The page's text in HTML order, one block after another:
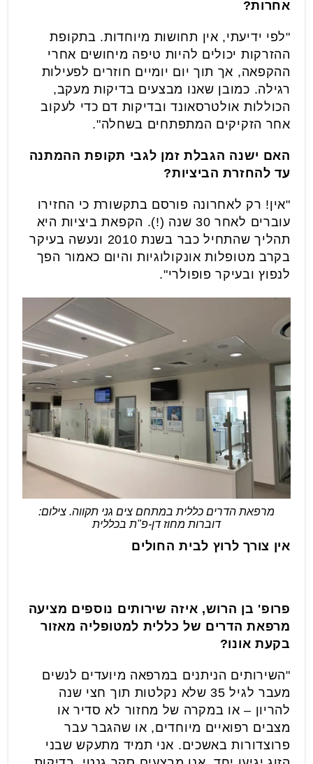
אחרות?
"לפי ידיעתי, אין תחושות מיוחדות. בתקופת
ההזרקות יכולים להיות טיפה מיחושים אחרי
ההקפאה, אך תוך יום יומיים חוזרים לפעילות
רגילה. כמובן שאנו מבצעים בדיקות מעקב,
הכוללות אולטרסאונד ובדיקות דם כדי לעקוב
אחר הזקיקים המתפתחים בשחלה".
האם ישנה הגבלת זמן לגבי תקופת ההמתנה
עד להחזרת הביציות?
"אין! רק לאחרונה פורסם בתקשורת כי החזירו
עוברים לאחר 30 שנה (!). הקפאת ביציות היא
תהליך שהתחיל כבר בשנת 2010 ונעשה בעיקר
בקרב מטופלות אונקולוגיות והיום כאמור הפך
לנפוץ ובעיקר פופולרי".
מרפאת הדרים כללית במתחם צים גני תקווה. צילום:
דוברות מחוז דן-פ"ת בכללית
אין צורך לרוץ לבית החולים
פרופ' בן הרוש, איזה שירותים נוספים מציעה
מרפאת הדרים של כללית למטופליה מאזור
בקעת אונו?
"השירותים הניתנים במרפאה מיועדים לנשים
מעבר לגיל 35 שלא נקלטות תוך חצי שנה
להריון – או במקרה של מחזור לא סדיר או
מצבים רפואיים מיוחדים, או שהגבר עבר
פרוצדורות באשכים. אני תמיד מתעקש שבני